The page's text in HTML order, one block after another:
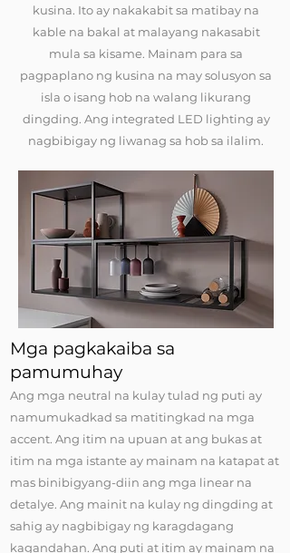
kusina. Ito ay nakakabit sa matibay na
kable na bakal at malayang nakasabit
mula sa kisame. Mainam para sa
pagpaplano ng kusina na may solusyon sa
isla o isang hob na walang likurang
dingding. Ang integrated LED lighting ay
nagbibigay ng liwanag sa hob sa ilalim.
Mga pagkakaiba sa
pamumuhay
Ang mga neutral na kulay tulad ng puti ay
namumukadkad sa matitingkad na mga
accent. Ang itim na upuan at ang bukas at
itim na mga istante ay mainam na katapat at
mas binibigyang-diin ang mga linear na
detalye. Ang mainit na kulay ng dingding at
sahig ay nagbibigay ng karagdagang
kagandahan. Ang puti at itim ay mainam na